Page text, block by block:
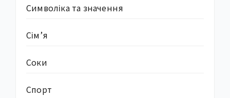
Символіка та значення
Сім’я
Соки
Спорт